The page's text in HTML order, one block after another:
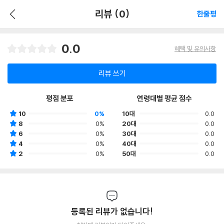
리뷰 (0) 한줄평
0.0 혜택 및 유의사항
리뷰 쓰기
평점 분포
10
0%
8
0%
6
0%
4
0%
2
0%
연령대별 평균 점수
10대
0.0
20대
0.0
30대
0.0
40대
0.0
50대
0.0
등록된 리뷰가 없습니다!